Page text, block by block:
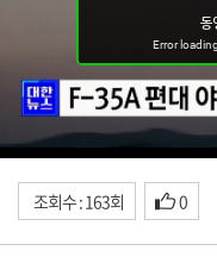
조회수 : 163회 0